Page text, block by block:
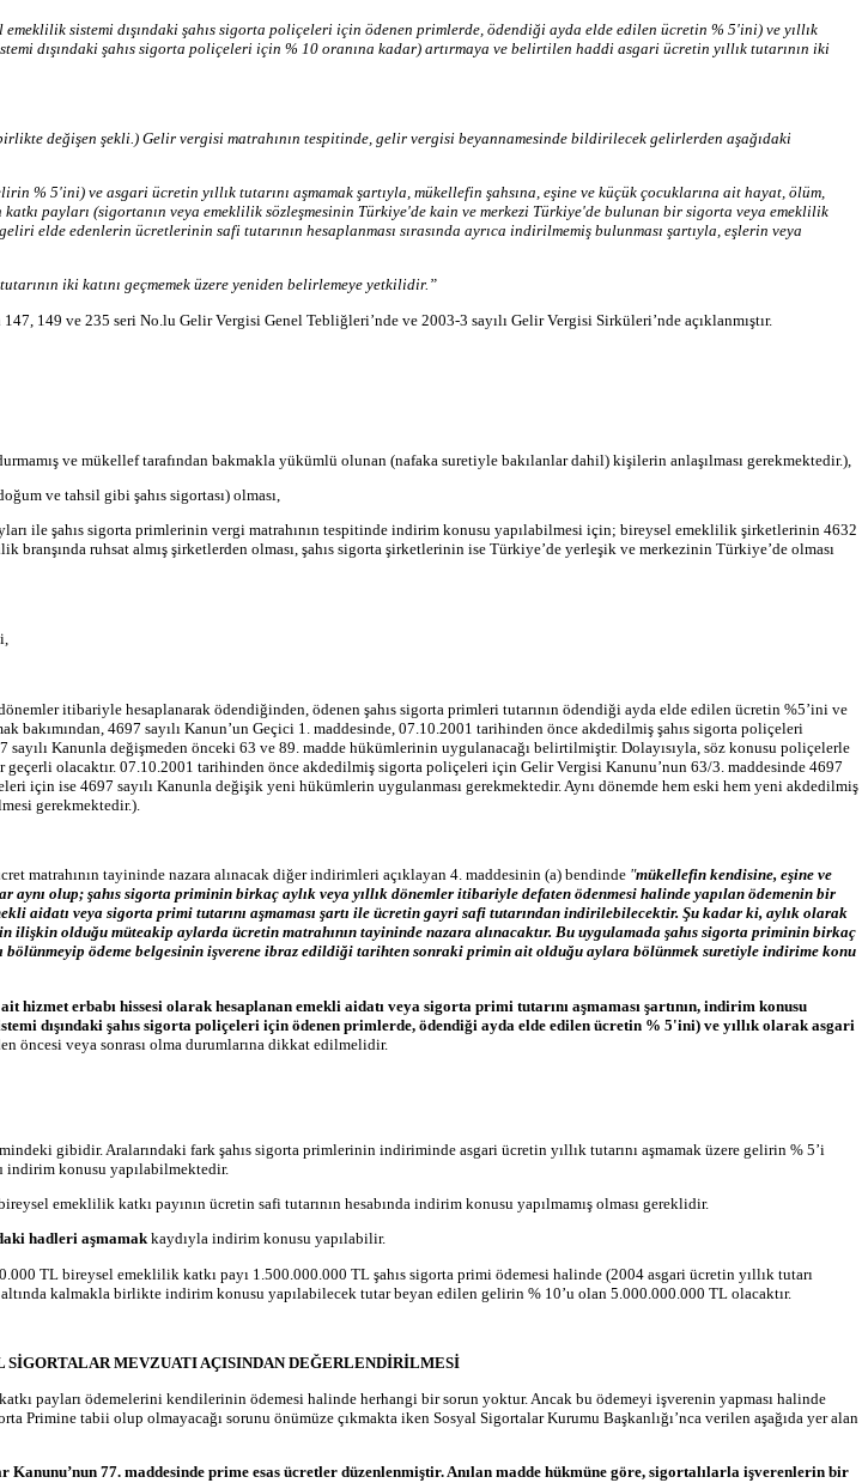
sistemi dışındaki şahıs sigorta poliçeleri için ödenen primlerde, ödendiği ayda elde edilen ücretin % 5'ini) ve yıllık
dışındaki şahıs sigorta poliçeleri için % 10 oranına kadar) artırmaya ve belirtilen haddi asgari ücretin yıllık tutarının iki
değişen şekli.) Gelir vergisi matrahının tespitinde, gelir vergisi beyannamesinde bildirilecek gelirlerden aşağıdaki
% 5'ini) ve asgari ücretin yıllık tutarını aşmamak şartıyla, mükellefin şahsına, eşine ve küçük çocuklarına ait hayat, ölüm,
payları (sigortanın veya emeklilik sözleşmesinin Türkiye'de kain ve merkezi Türkiye'de bulunan bir sigorta veya emeklilik
elde edenlerin ücretlerinin safi tutarının hesaplanması sırasında ayrıca indirilmemiş bulunması şartıyla, eşlerin veya
iki katını geçmemek üzere yeniden belirlemeye yetkilidir.”
149 ve 235 seri No.lu Gelir Vergisi Genel Tebliğleri’nde ve 2003-3 sayılı Gelir Vergisi Sirküleri’nde açıklanmıştır.
ve mükellef tarafından bakmakla yükümlü olunan (nafaka suretiyle bakılanlar dahil) kişilerin anlaşılması gerekmektedir.),
ve tahsil gibi şahıs sigortası) olması,
ile şahıs sigorta primlerinin vergi matrahının tespitinde indirim konusu yapılabilmesi için; bireysel emeklilik şirketlerinin 4632
ruhsat almış şirketlerden olması, şahıs sigorta şirketlerinin ise Türkiye’de yerleşik ve merkezinin Türkiye’de olması
itibariyle hesaplanarak ödendiğinden, ödenen şahıs sigorta primleri tutarının ödendiği ayda elde edilen ücretin %5’ini ve
bakımından, 4697 sayılı Kanun’un Geçici 1. maddesinde, 07.10.2001 tarihinden önce akdedilmiş şahıs sigorta poliçeleri
Kanunla değişmeden önceki 63 ve 89. madde hükümlerinin uygulanacağı belirtilmiştir. Dolayısıyla, söz konusu poliçelerle
olacaktır. 07.10.2001 tarihinden önce akdedilmiş sigorta poliçeleri için Gelir Vergisi Kanunu’nun 63/3. maddesinde 4697
ise 4697 sayılı Kanunla değişik yeni hükümlerin uygulanması gerekmektedir. Aynı dönemde hem eski hem yeni akdedilmiş
gerekmektedir.).
matrahının tayininde nazara alınacak diğer indirimleri açıklayan 4. maddesinin (a) bendinde "mükellefin kendisine, eşine ve
olup; şahıs sigorta priminin birkaç aylık veya yıllık dönemler itibariyle defaten ödenmesi halinde yapılan ödemenin bir
aidatı veya sigorta primi tutarını aşmaması şartı ile ücretin gayri safi tutarından indirilebilecektir. Şu kadar ki, aylık olarak
olduğu müteakip aylarda ücretin matrahının tayininde nazara alınacaktır. Bu uygulamada şahıs sigorta priminin birkaç
ödeme belgesinin işverene ibraz edildiği tarihten sonraki primin ait olduğu aylara bölünmek suretiyle indirime konu
hizmet erbabı hissesi olarak hesaplanan emekli aidatı veya sigorta primi tutarını aşmaması şartının, indirim konusu
dışındaki şahıs sigorta poliçeleri için ödenen primlerde, ödendiği ayda elde edilen ücretin % 5'ini) ve yıllık olarak asgari
veya sonrası olma durumlarına dikkat edilmelidir.
gibidir. Aralarındaki fark şahıs sigorta primlerinin indiriminde asgari ücretin yıllık tutarını aşmamak üzere gelirin % 5’i
indirim konusu yapılabilmektedir.
emeklilik katkı payının ücretin safi tutarının hesabında indirim konusu yapılmamış olması gereklidir.
hadleri aşmamakkaydıyla indirim konusu yapılabilir.
TL bireysel emeklilik katkı payı 1.500.000.000 TL şahıs sigorta primi ödemesi halinde (2004 asgari ücretin yıllık tutarı
kalmakla birlikte indirim konusu yapılabilecek tutar beyan edilen gelirin % 10’u olan 5.000.000.000 TL olacaktır.
MEVZUATI AÇISINDAN DEĞERLENDİRİLMESİ
payları ödemelerini kendilerinin ödemesi halinde herhangi bir sorun yoktur. Ancak bu ödemeyi işverenin yapması halinde
tabii olup olmayacağı sorunu önümüze çıkmakta iken Sosyal Sigortalar Kurumu Başkanlığı’nca verilen aşağıda yer alan
Kanunu’nun 77. maddesinde prime esas ücretler düzenlenmiştir. Anılan madde hükmüne göre, sigortalılarla işverenlerin bir